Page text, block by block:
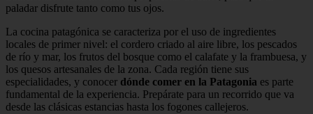
paladar disfrute tanto como tus ojos.
La cocina patagónica se caracteriza por el uso de ingredientes
locales de primer nivel: el cordero criado al aire libre, los pescados
de río y mar, los frutos del bosque como el calafate y la frambuesa, y
los quesos artesanales de la zona. Cada región tiene sus
especialidades, y conocer dónde comer en la Patagonia es parte
fundamental de la experiencia. Prepárate para un recorrido que va
desde las clásicas estancias hasta los fogones callejeros.